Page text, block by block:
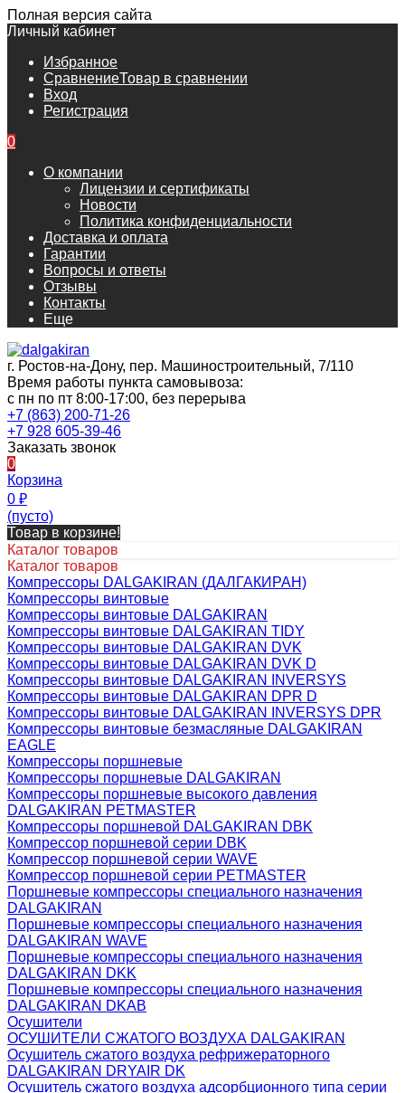
Полная версия сайта
Личный кабинет
Избранное
СравнениеТовар в сравнении
Вход
Регистрация
0
О компании
Лицензии и сертификаты
Новости
Политика конфиденциальности
Доставка и оплата
Гарантии
Вопросы и ответы
Отзывы
Контакты
Еще
г. Ростов-на-Дону, пер. Машиностроительный, 7/110
Время работы пункта самовывоза:
с пн по пт 8:00-17:00, без перерыва
+7 (863) 200-71-26
+7 928 605-39-46
Заказать звонок
0
Корзина
0 ₽
(пусто)
Товар в корзине!
Каталог товаров
Каталог товаров
Компрессоры DALGAKIRAN (ДАЛГАКИРАН)
Компрессоры винтовые
Компрессоры винтовые DALGAKIRAN
Компрессоры винтовые DALGAKIRAN TIDY
Компрессоры винтовые DALGAKIRAN DVK
Компрессоры винтовые DALGAKIRAN DVK D
Компрессоры винтовые DALGAKIRAN INVERSYS
Компрессоры винтовые DALGAKIRAN DPR D
Компрессоры винтовые DALGAKIRAN INVERSYS DPR
Компрессоры винтовые безмасляные DALGAKIRAN
EAGLE
Компрессоры поршневые
Компрессоры поршневые DALGAKIRAN
Компрессоры поршневые высокого давления
DALGAKIRAN PETMASTER
Компрессоры поршневой DALGAKIRAN DBK
Компрессор поршневой серии DBK
Компрессор поршневой серии WAVE
Компрессор поршневой серии PETMASTER
Поршневые компрессоры специального назначения
DALGAKIRAN
Поршневые компрессоры специального назначения
DALGAKIRAN WAVE
Поршневые компрессоры специального назначения
DALGAKIRAN DKK
Поршневые компрессоры специального назначения
DALGAKIRAN DKAB
Осушители
ОСУШИТЕЛИ СЖАТОГО ВОЗДУХА DALGAKIRAN
Осушитель сжатого воздуха рефрижераторного
DALGAKIRAN DRYAIR DK
Осушитель сжатого воздуха адсорбционного типа серии